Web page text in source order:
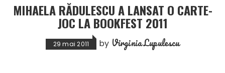
MIHAELA RĂDULESCU A LANSAT O CARTE-
JOC LA BOOKFEST 2011
29 mai 2011 by Virginia Lupulescu